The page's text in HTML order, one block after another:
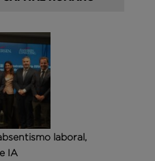
laboral,
IA